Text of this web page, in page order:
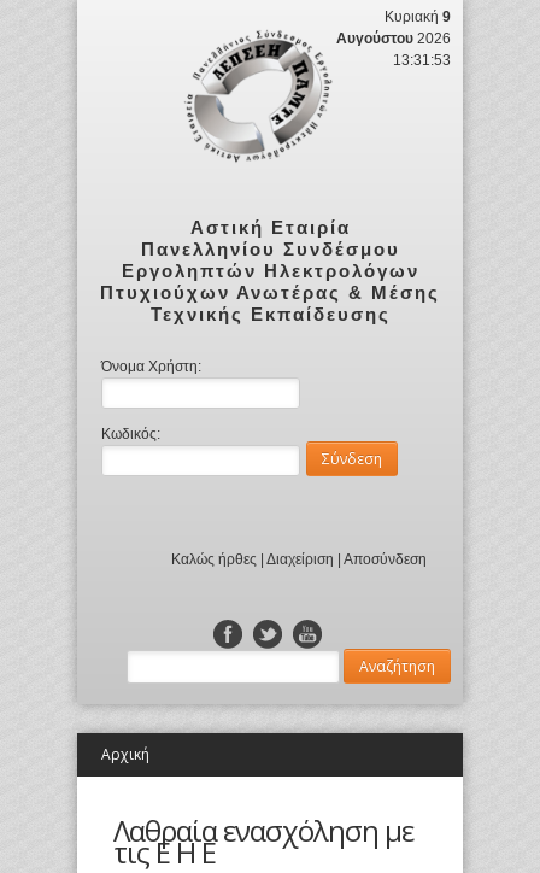
Κυριακή 9
Αυγούστου 2026
13:31:53
Αστική Εταιρία
Πανελληνίου Συνδέσμου
Εργοληπτών Ηλεκτρολόγων
Πτυχιούχων Ανωτέρας & Μέσης
Τεχνικής Εκπαίδευσης
Όνομα Χρήστη:
Κωδικός:
Καλώς ήρθες | Διαχείριση Αποσύνδεση
Αρχική
Λαθραία ενασχόληση με
τις E Η Ε